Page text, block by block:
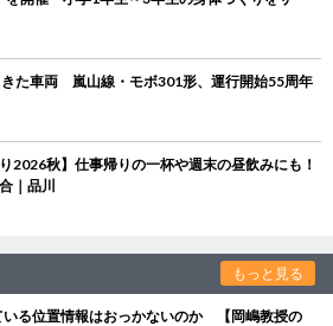
た車両 嵐山線・モボ301形、運行開始55周年
2026秋】仕事帰りの一杯や週末の昼飲みにも！
｜品川
もっと見る
いる位置情報はおっかないのか 【岡嶋教授の